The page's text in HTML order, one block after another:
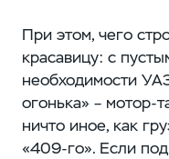
При этом, чего
красавицу: с
необходимости
огонька» – мотор-
ничто иное, как
«409-го». Если